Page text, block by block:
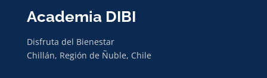
Academia DIBI
Disfruta del Bienestar
Chillán, Región de Ñuble, Chile